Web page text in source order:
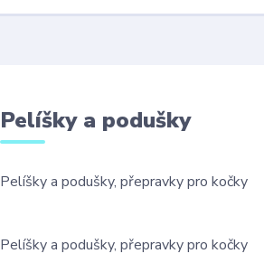
Pelíšky a podušky
Pelíšky a podušky, přepravky pro kočky
Pelíšky a podušky, přepravky pro kočky